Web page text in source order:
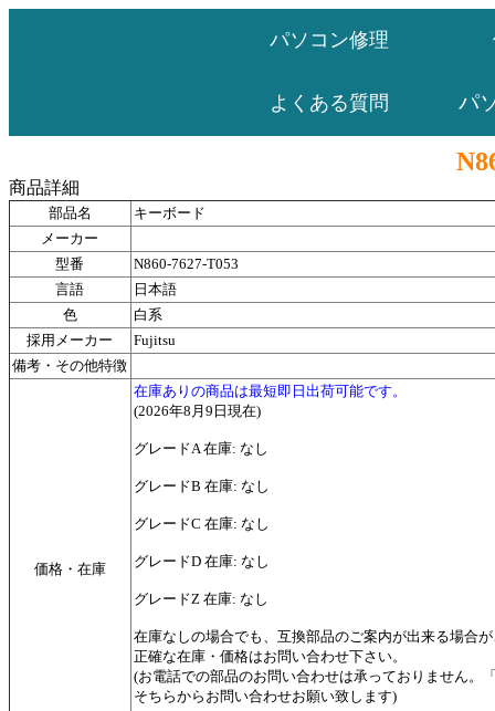
パソコン修理
よくある質問 パ
商品詳細
部品名
キーボード
メーカー
型番
N860-7627-T053
言語
日本語
色
白系
採用メーカー
Fujitsu
備考・その他特徴
価格・在庫
在庫ありの商品は最短即日出荷可能です。
(2026年8月9日現在)
グレードA 在庫: なし
グレードB 在庫: なし
グレードC 在庫: なし
グレードD 在庫: なし
グレードZ 在庫: なし
在庫なしの場合でも、互換部品のご案内が出来る場合
正確な在庫・価格はお問い合わせ下さい。
(お電話での部品のお問い合わせは承っておりません。
そちらからお問い合わせお願い致します)